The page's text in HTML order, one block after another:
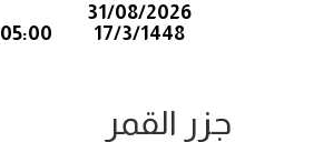
31/08/2026
17/3/1448
05:00 ص
جزر القمر